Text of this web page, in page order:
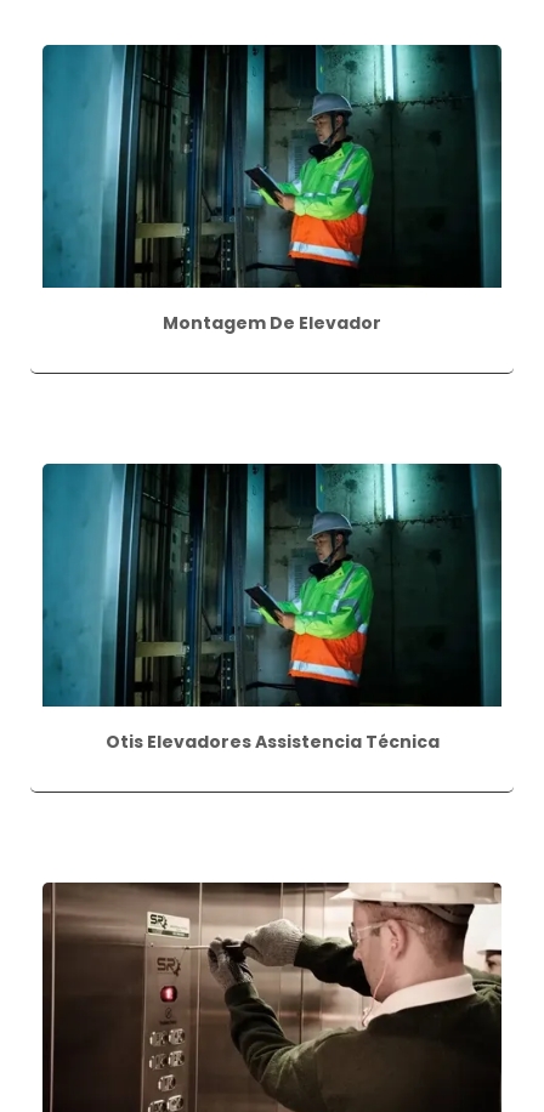
Montagem De Elevador
Otis Elevadores Assistencia Técnica